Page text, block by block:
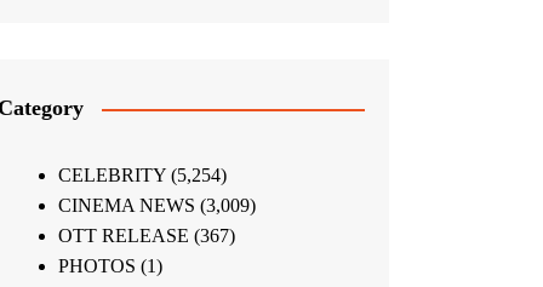
CELEBRITY(5,254)
CINEMA NEWS (3,009)
OTT RELEASE (367)
PHOTOS (1)